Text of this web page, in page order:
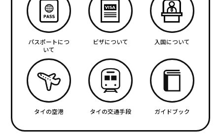
パスポートにつ
いて
ビザについて 入国について
タイの空港 タイの交通手段 ガイドブック